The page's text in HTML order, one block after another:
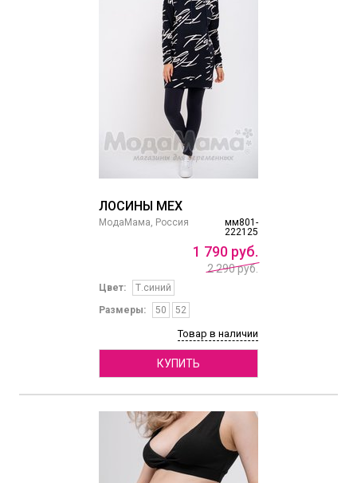
ЛОСИНЫ МЕХ
мм801-
222125
МодаМама, Россия
1 790 руб.
2 290 руб.
Цвет:
Т.синий
Размеры:
50 52
Товар в наличии
КУПИТЬ